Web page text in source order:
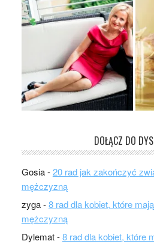
DOŁĄCZ DO
Gosia-20 rad jak zakończyć
mężczyzną
zyga-8 rad dla kobiet, które
mężczyzną
Dylemat-8 rad dla kobiet, które